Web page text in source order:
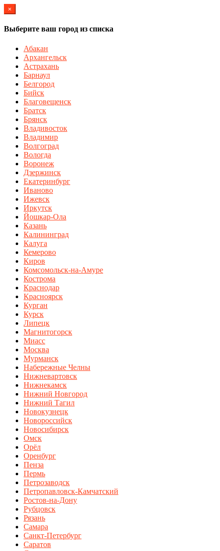
×
Выберите ваш город из списка
Абакан
Архангельск
Астрахань
Барнаул
Белгород
Бийск
Благовещенск
Братск
Брянск
Владивосток
Владимир
Волгоград
Вологда
Воронеж
Дзержинск
Екатеринбург
Иваново
Ижевск
Иркутск
Йошкар-Ола
Казань
Калининград
Калуга
Кемерово
Киров
Комсомольск-на-Амуре
Кострома
Краснодар
Красноярск
Курган
Курск
Липецк
Магнитогорск
Миасс
Москва
Мурманск
Набережные Челны
Нижневартовск
Нижнекамск
Нижний Новгород
Нижний Тагил
Новокузнецк
Новороссийск
Новосибирск
Омск
Орёл
Оренбург
Пенза
Пермь
Петрозаводск
Петропавловск-Камчатский
Ростов-на-Дону
Рубцовск
Рязань
Самара
Санкт-Петербург
Саратов